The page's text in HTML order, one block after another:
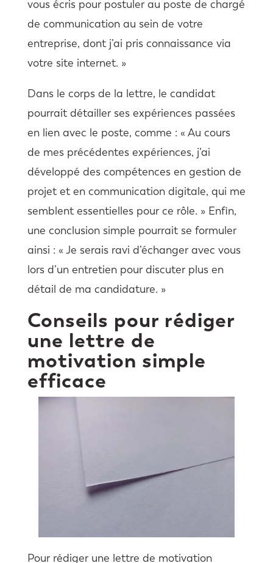
vous écris pour postuler au poste de chargé
de communication au sein de votre
entreprise, dont j’ai pris connaissance via
votre site internet. »
Dans le corps de la lettre, le candidat
pourrait détailler ses expériences passées
en lien avec le poste, comme : « Au cours
de mes précédentes expériences, j’ai
développé des compétences en gestion de
projet et en communication digitale, qui me
semblent essentielles pour ce rôle. » Enfin,
une conclusion simple pourrait se formuler
ainsi : « Je serais ravi d’échanger avec vous
lors d’un entretien pour discuter plus en
détail de ma candidature. »
Conseils pour rédiger
une lettre de
motivation simple
efficace
Pour rédiger une lettre de motivation